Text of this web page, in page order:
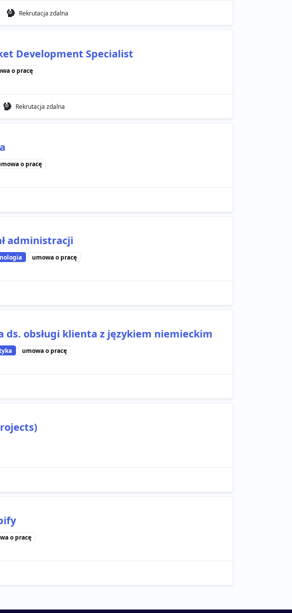
Rekrutacja zdalna
Development Specialist
o pracę
Rekrutacja zdalna
o pracę
administracji
umowa o pracę
ds. obsługi klienta z językiem niemieckim
umowa o pracę
o pracę